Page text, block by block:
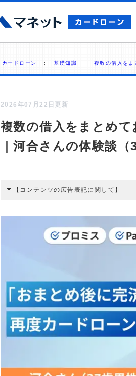
カードローン 基礎知識 複数の借入をま
2026年07月22日更新
複数の借入をまとめ
｜河合さんの体験談（
【コンテンツの広告表記に関して】
酬が支払われるという収益モデルです。
編集部の調査／ユーザーへの口コミ収集